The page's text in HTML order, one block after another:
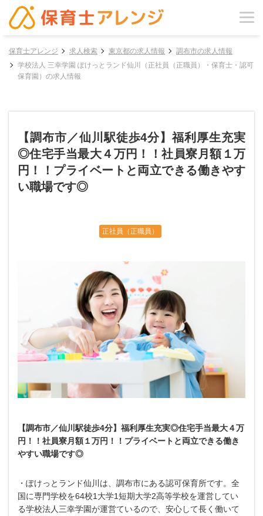
保育士アレンジ 求人検索 東京都の求人情報
調布市の求人情報
学校法人 三幸学園 ぽけっとランド仙川（正社員（正職員）・保育士・認可
保育園）の求人情報
【調布市／仙川駅徒歩4分】福利厚生充実
◎住宅手当最大４万円！！社員寮月額１万
円！！プライベートと両立できる働きやす
い職場です◎
正社員（正職員）
【調布市／仙川駅徒歩4分】福利厚生充実◎住宅手当最大４万
円！！社員寮月額１万円！！プライベートと両立できる働き
やすい職場です◎
・ぽけっとランド仙川は、調布市にある認可保育所です。全
国に専門学校を64校1大学1短期大学2高等学校を運営してい
る学校法人三幸学園が運営ているので、安心して長く働いて